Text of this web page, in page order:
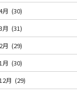
月 (30)
月 (31)
月 (29)
月 (30)
月 (29)